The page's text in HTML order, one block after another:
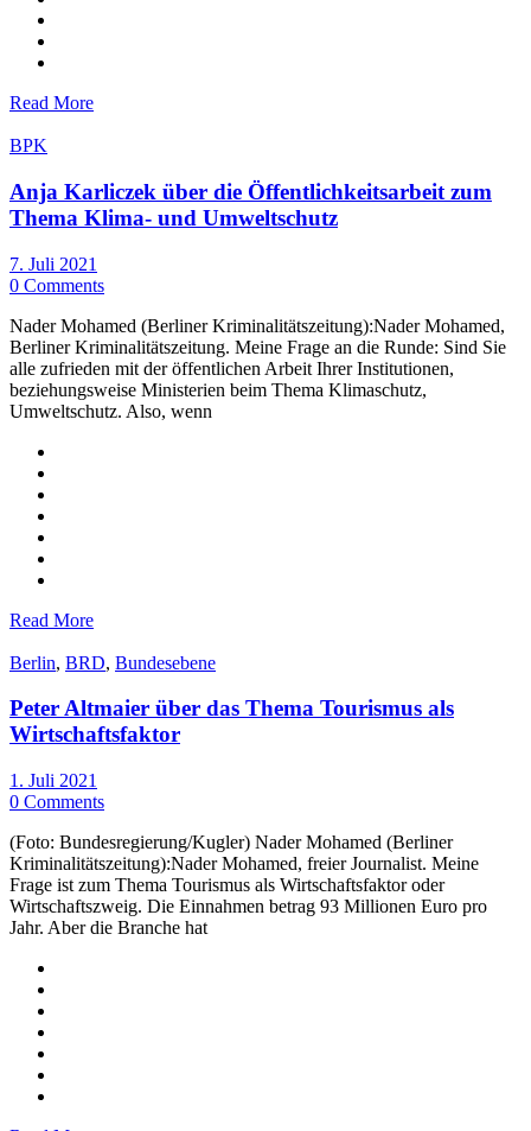
Read More
BPK
Anja Karliczek über die Öffentlichkeitsarbeit zum
Thema Klima- und Umweltschutz
7. Juli 2021
0 Comments
Nader Mohamed (Berliner Kriminalitätszeitung):Nader Mohamed,
Berliner Kriminalitätszeitung. Meine Frage an die Runde: Sind Sie
alle zufrieden mit der öffentlichen Arbeit Ihrer Institutionen,
beziehungsweise Ministerien beim Thema Klimaschutz,
Umweltschutz. Also, wenn
Read More
Berlin, BRD, Bundesebene
Peter Altmaier über das Thema Tourismus als
Wirtschaftsfaktor
1. Juli 2021
0 Comments
(Foto: Bundesregierung/Kugler) Nader Mohamed (Berliner
Kriminalitätszeitung):Nader Mohamed, freier Journalist. Meine
Frage ist zum Thema Tourismus als Wirtschaftsfaktor oder
Wirtschaftszweig. Die Einnahmen betrag 93 Millionen Euro pro
Jahr. Aber die Branche hat